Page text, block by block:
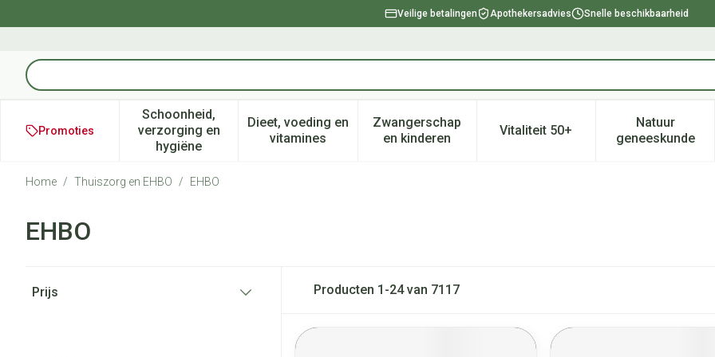
Veilige betalingen Apothekersadvies Snelle beschikbaarheid
Product, merk, categorie...
Promoties
Schoonheid,
verzorging en
hygiëne
Toon submenu voor Schoonheid, verzorging en hygiëne categorie
Dieet, voeding en
vitaminesToon submenu voor Dieet, voeding en vitamines categorie
Zwangerschap
en kinderenToon submenu voor Zwangerschap en kinderen
Vitaliteit 50+Toon submenu voor Vitaliteit
Natuur
geneeskunde
Toon
Home / Thuiszorg en EHBO / EHBO
EHBO
Prijs
Producten 1 -24van 7117